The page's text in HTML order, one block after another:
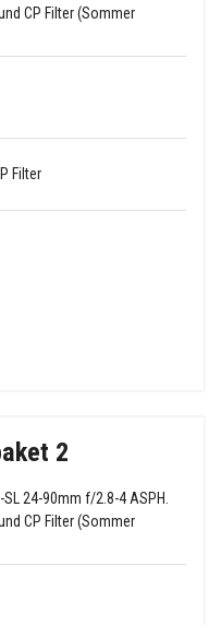
CP Filter (Sommer
Filter
2
SL 24-90mm f/2.8-4 ASPH.
CP Filter (Sommer